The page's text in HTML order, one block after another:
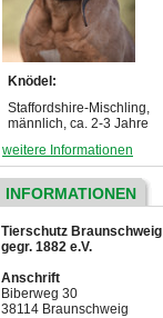
Knödel:
Staffordshire-Mischling,
männlich, ca. 2-3 Jahre
weitere Informationen
INFORMATIONEN
Tierschutz Braunschweig
gegr. 1882 e.V.
Anschrift
Biberweg 30
38114 Braunschweig